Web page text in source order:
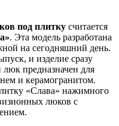
под плитку считается
. Эта модель разработана
на сегодняшний день.
и изделие сразу
предназначен для
и керамогранитом.
«Слава» нажимного
люков с